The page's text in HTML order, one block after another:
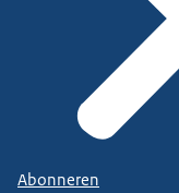
Abonneren